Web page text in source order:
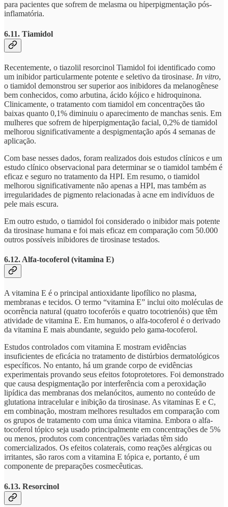
para pacientes que sofrem de melasma ou hiperpigmentação pós-
inflamatória.
6.11. Tiamidol
Recentemente, o tiazolil resorcinol Tiamidol foi identificado como
um inibidor particularmente potente e seletivo da tirosinase. In vitro,
o tiamidol demonstrou ser superior aos inibidores da melanogênese
bem conhecidos, como arbutina, ácido kójico e hidroquinona.
Clinicamente, o tratamento com tiamidol em concentrações tão
baixas quanto 0,1% diminuiu o aparecimento de manchas senis. Em
mulheres que sofrem de hiperpigmentação facial, 0,2% de tiamidol
melhorou significativamente a despigmentação após 4 semanas de
aplicação.
Com base nesses dados, foram realizados dois estudos clínicos e um
estudo clínico observacional para determinar se o tiamidol também é
eficaz e seguro no tratamento da HPI. Em resumo, o tiamidol
melhorou significativamente não apenas a HPI, mas também as
irregularidades de pigmento relacionadas à acne em indivíduos de
pele mais escura.
Em outro estudo, o tiamidol foi considerado o inibidor mais potente
da tirosinase humana e foi mais eficaz em comparação com 50.000
outros possíveis inibidores de tirosinase testados.
6.12. Alfa-tocoferol (vitamina E)
A vitamina E é o principal antioxidante lipofílico no plasma,
membranas e tecidos. O termo “vitamina E” inclui oito moléculas de
ocorrência natural (quatro tocoferóis e quatro tocotrienóis) que têm
atividade de vitamina E. Em humanos, o alfa-tocoferol é o derivado
da vitamina E mais abundante, seguido pelo gama-tocoferol.
Estudos controlados com vitamina E mostram evidências
insuficientes de eficácia no tratamento de distúrbios dermatológicos
específicos. No entanto, há um grande corpo de evidências
experimentais provando seus efeitos fotoprotetores. Foi demonstrado
que causa despigmentação por interferência com a peroxidação
lipídica das membranas dos melanócitos, aumento no conteúdo de
glutationa intracelular e inibição da tirosinase. As vitaminas E e C,
em combinação, mostram melhores resultados em comparação com
os grupos de tratamento com uma única vitamina. Embora o alfa-
tocoferol tópico seja usado principalmente em concentrações de 5%
ou menos, produtos com concentrações variadas têm sido
comercializados. Os efeitos colaterais, como reações alérgicas ou
irritantes, são raros com a vitamina E tópica e, portanto, é um
componente de preparações cosmecêuticas.
6.13. Resorcinol